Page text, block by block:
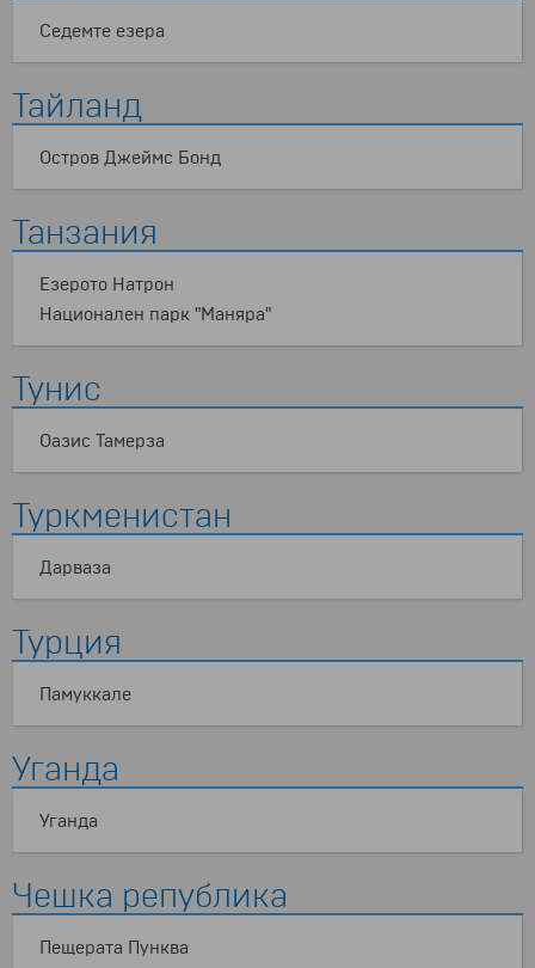
Седемте езера
Тайланд
Остров Джеймс Бонд
Танзания
Езерото Натрон
Национален парк "Маняра"
Тунис
Оазис Тамерза
Туркменистан
Дарваза
Турция
Памуккале
Уганда
Уганда
Чешка република
Пещерата Пунква